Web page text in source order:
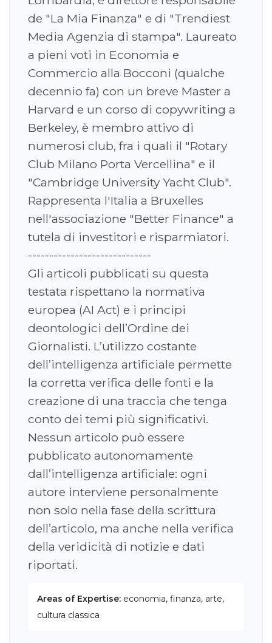
de "La Mia Finanza" e di "Trendiest
Media Agenzia di stampa". Laureato
a pieni voti in Economia e
Commercio alla Bocconi (qualche
decennio fa) con un breve Master a
Harvard e un corso di copywriting a
Berkeley, è membro attivo di
numerosi club, fra i quali il "Rotary
Club Milano Porta Vercellina" e il
"Cambridge University Yacht Club".
Rappresenta l'Italia a Bruxelles
nell'associazione "Better Finance" a
tutela di investitori e risparmiatori.
-----------------------------
Gli articoli pubblicati su questa
testata rispettano la normativa
europea (AI Act) e i principi
deontologici dell’Ordine dei
Giornalisti. L’utilizzo costante
dell’intelligenza artificiale permette
la corretta verifica delle fonti e la
creazione di una traccia che tenga
conto dei temi più significativi.
Nessun articolo può essere
pubblicato autonomamente
dall’intelligenza artificiale: ogni
autore interviene personalmente
non solo nella fase della scrittura
dell’articolo, ma anche nella verifica
della veridicità di notizie e dati
riportati.
Areas of Expertise: economia, finanza, arte,
cultura classica